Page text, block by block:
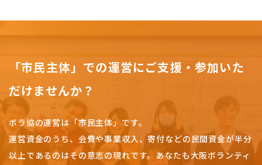
「市民主体」での運営にご支援・参加いた
だけませんか？
ボラ協の運営は「市民主体」です。
運営資金のうち、会費や事業収入、寄付などの民間資金が半分
以上であるのはその意志の現れです。 あなたも大阪ボランティ